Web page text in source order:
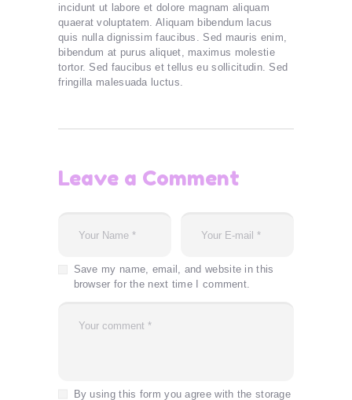
incidunt ut labore et dolore magnam aliquam
quaerat voluptatem. Aliquam bibendum lacus
quis nulla dignissim faucibus. Sed mauris enim,
bibendum at purus aliquet, maximus molestie
tortor. Sed faucibus et tellus eu sollicitudin. Sed
fringilla malesuada luctus.
Leave a Comment
Save my name, email, and website in this
browser for the next time I comment.
By using this form you agree with the storage